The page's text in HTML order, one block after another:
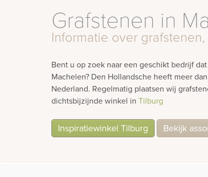
Grafstenen in
Informatie over
Bent u op zoek naar een geschikt bedrijf
Machelen? Den Hollandsche heeft meer
Nederland. Regelmatig plaatsen wij
dichtsbijzijnde winkel in Tilburg
Inspiratiewinkel Tilburg Bekijk